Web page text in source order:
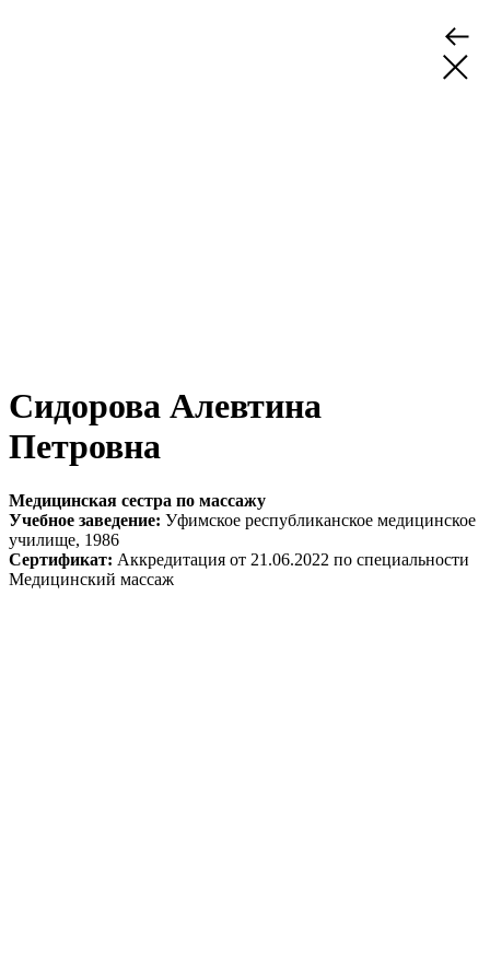
Сидорова Алевтина
Петровна
Медицинская сестра по массажу
Учебное заведение: Уфимское республиканское медицинское
училище, 1986
Сертификат: Аккредитация от 21.06.2022 по специальности
Медицинский массаж